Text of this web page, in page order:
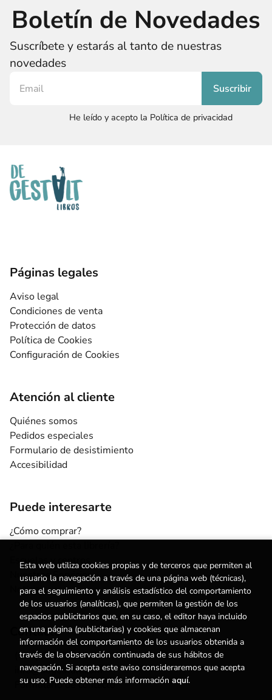
Boletín de Novedades
Suscríbete y estarás al tanto de nuestras
novedades
He leído y acepto la Política de privacidad
Páginas legales
Aviso legal
Condiciones de venta
Protección de datos
Política de Cookies
Configuración de Cookies
Atención al cliente
Quiénes somos
Pedidos especiales
Formulario de desistimiento
Accesibilidad
Puede interesarte
¿Cómo comprar?
Escuelas y centros
Nuestros Servicios
Noticias
Contacto
(+34) 615 55 96 54
info@degestalt.com
Formulario de contacto
Esta web utiliza cookies propias y de terceros que permiten al
usuario la navegación a través de una página web (técnicas),
para el seguimiento y análisis estadístico del comportamiento
de los usuarios (analíticas), que permiten la gestión de los
espacios publicitarios que, en su caso, el editor haya incluido
en una página (publicitarias) y cookies que almacenan
información del comportamiento de los usuarios obtenida a
través de la observación continuada de sus hábitos de
navegación. Si acepta este aviso consideraremos que acepta
su uso. Puede obtener más información aquí.